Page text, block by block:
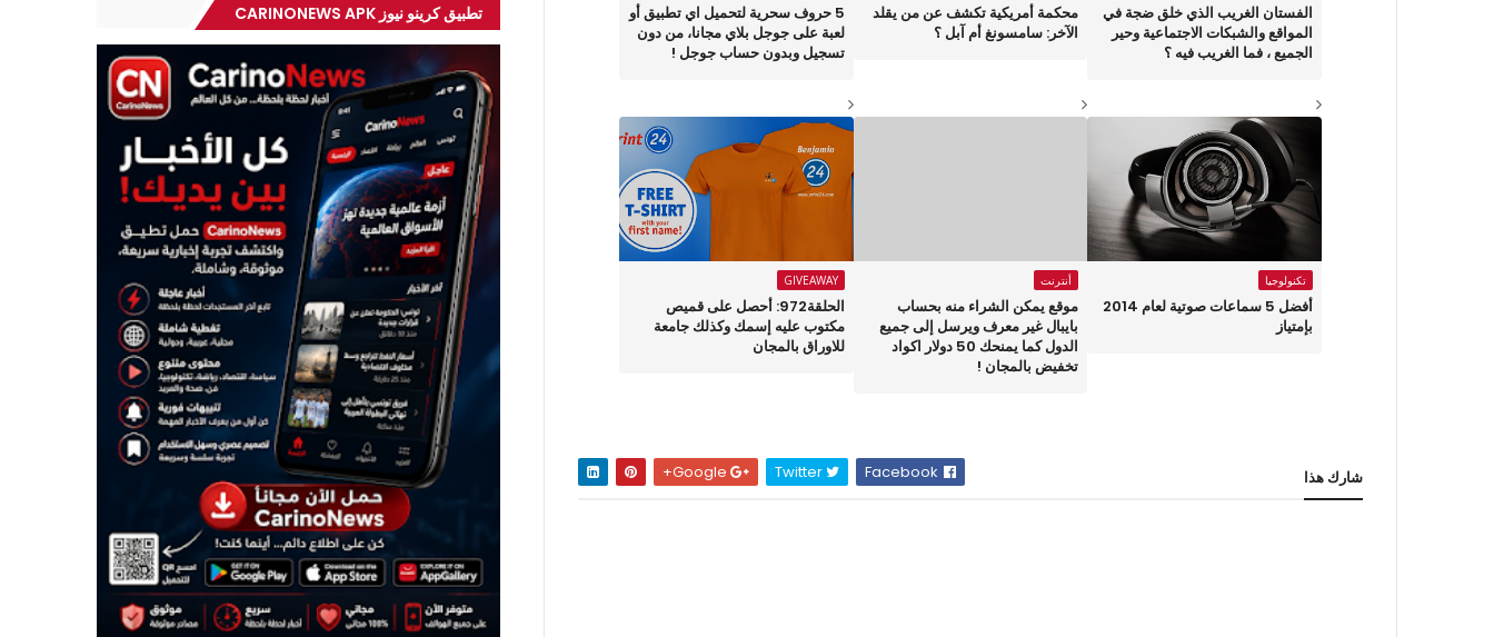
الفستان الغريب الذي خلق ضجة في
المواقع والشبكات الاجتماعية وحير
الجميع ، فما الغريب فيه ؟
محكمة أمريكية تكشف عن من يقلد
الآخر: سامسونغ أم آبل ؟
5 حروف سحرية لتحميل اي تطبيق أو
لعبة على جوجل بلاي مجانا، من دون
تسجيل وبدون حساب جوجل !
تكنولوجيا
أفضل 5 سماعات صوتية لعام 2014
بإمتياز
أنترنت
موقع يمكن الشراء منه بحساب
بايبال غير معرف ويرسل إلى جميع
الدول كما يمنحك 50 دولار اكواد
تخفيض بالمجان !
GIVEAWAY
الحلقة972: أحصل على قميص
مكتوب عليه إسمك وكذلك جامعة
للاوراق بالمجان
شارك هذا Twitter
تطبيق كرينو نيوز CARINONEWS APK